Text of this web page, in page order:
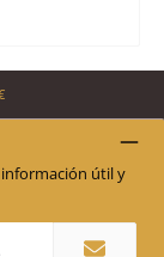
útil y